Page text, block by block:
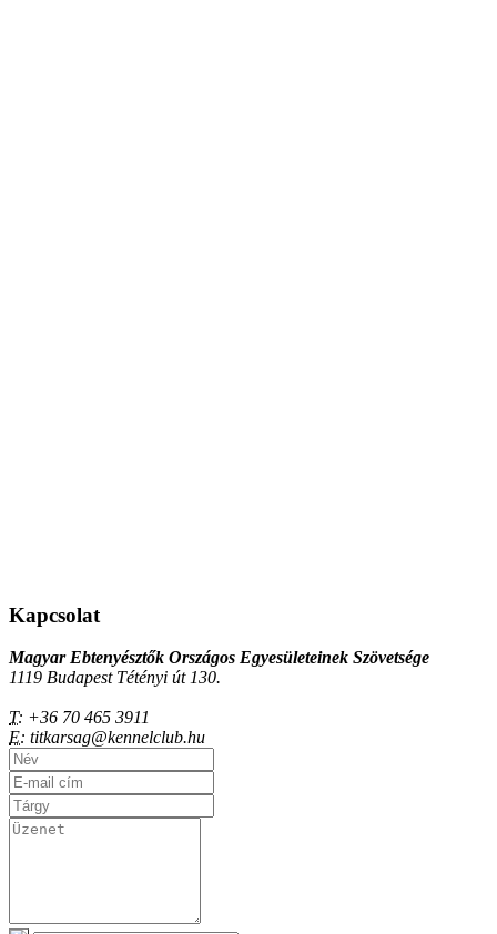
Kapcsolat
Magyar Ebtenyésztők Országos Egyesületeinek Szövetsége
1119 Budapest Tétényi út 130.
T: +36 70 465 3911
E: titkarsag@kennelclub.hu